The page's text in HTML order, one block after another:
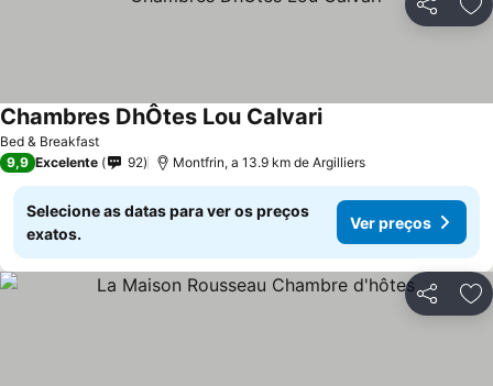
Partilhar
Bed & Breakfast
Chambres DhÔtes Lou Calvari
9,9 Excelente 92 Montfrin, a 13.9 km de Argilliers
Selecione as datas para ver os preços
exatos.
Ver preços
Partilhar